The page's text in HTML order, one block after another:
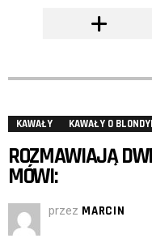
KAWAŁY KAWAŁY O
ROZMAWIAJĄ
MÓWI:
przez MARCIN